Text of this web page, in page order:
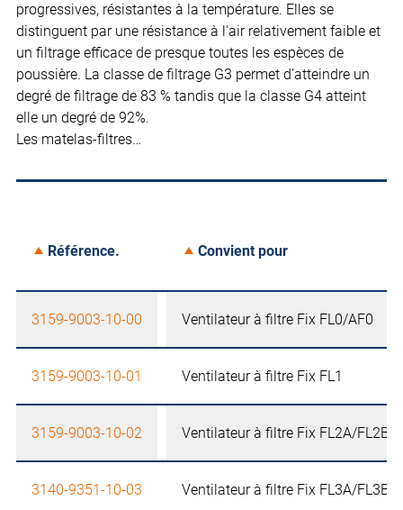
progressives, résistantes à la température. Elles se
distinguent par une résistance à l'air relativement faible et
un filtrage efficace de presque toutes les espèces de
poussière. La classe de filtrage G3 permet d’atteindre un
degré de filtrage de 83 % tandis que la classe G4 atteint
elle un degré de 92%.
Les matelas-filtres…
Référence. Convient pour
3159-9003-10-00 Ventilateur à filtre Fix FL0/AF0
3159-9003-10-01 Ventilateur à filtre Fix FL1
3159-9003-10-02 Ventilateur à filtre Fix FL2A/FL2B
3140-9351-10-03 Ventilateur à filtre Fix FL3A/FL3B